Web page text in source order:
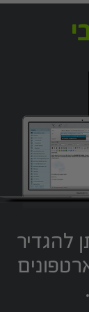
להגדיר